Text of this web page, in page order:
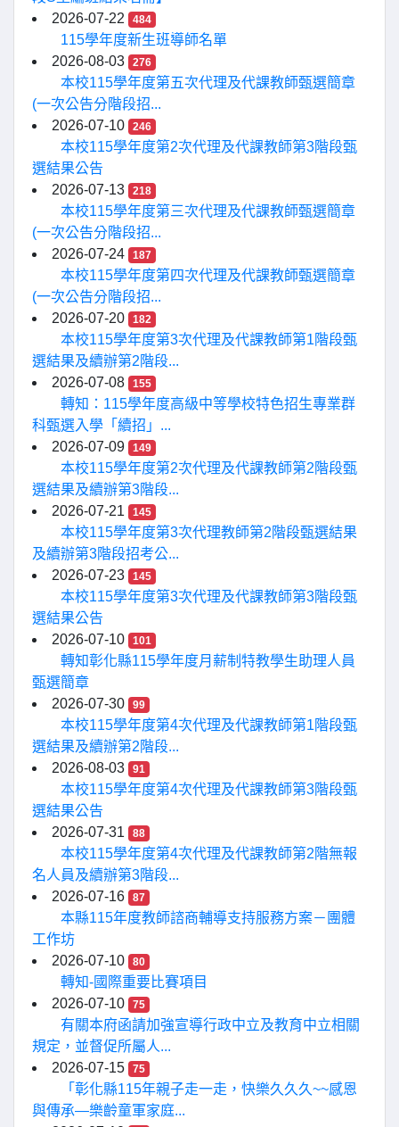
2026-07-22
484
115學年度新生班導師名單
2026-08-03
276
本校115學年度第五次代理及代課教師甄選簡章
(一次公告分階段招...
2026-07-10
246
本校115學年度第2次代理及代課教師第3階段甄
選結果公告
2026-07-13
218
本校115學年度第三次代理及代課教師甄選簡章
(一次公告分階段招...
2026-07-24
187
本校115學年度第四次代理及代課教師甄選簡章
(一次公告分階段招...
2026-07-20
182
本校115學年度第3次代理及代課教師第1階段甄
選結果及續辦第2階段...
2026-07-08
155
轉知：115學年度高級中等學校特色招生專業群
科甄選入學「續招」...
2026-07-09
149
本校115學年度第2次代理及代課教師第2階段甄
選結果及續辦第3階段...
2026-07-21
145
本校115學年度第3次代理教師第2階段甄選結果
及續辦第3階段招考公...
2026-07-23
145
本校115學年度第3次代理及代課教師第3階段甄
選結果公告
2026-07-10
101
轉知彰化縣115學年度月薪制特教學生助理人員
甄選簡章
2026-07-30
99
本校115學年度第4次代理及代課教師第1階段甄
選結果及續辦第2階段...
2026-08-03
91
本校115學年度第4次代理及代課教師第3階段甄
選結果公告
2026-07-31
88
本校115學年度第4次代理及代課教師第2階無報
名人員及續辦第3階段...
2026-07-16
87
本縣115年度教師諮商輔導支持服務方案－團體
工作坊
2026-07-10
80
轉知-國際重要比賽項目
2026-07-10
75
有關本府函請加強宣導行政中立及教育中立相關
規定，並督促所屬人...
2026-07-15
75
「彰化縣115年親子走一走，快樂久久久~~感恩
與傳承—樂齡童軍家庭...